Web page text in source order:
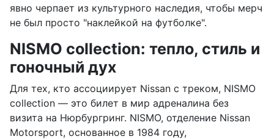
явно черпает из культурного наследия, чтобы мерч
не был просто "наклейкой на футболке".
NISMO collection: тепло, стиль и
гоночный дух
Для тех, кто ассоциирует Nissan с треком, NISMO
collection — это билет в мир адреналина без
визита на Нюрбургринг. NISMO, отделение Nissan
Motorsport, основанное в 1984 году,